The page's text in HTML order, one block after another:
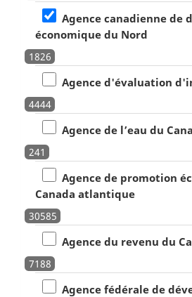
Agence canadienne de
économique du Nord
1826
Agence d'évaluation
4444
Agence de l’eau du
241
Agence de promotion
Canada atlantique
30585
Agence du revenu du
7188
Agence fédérale de